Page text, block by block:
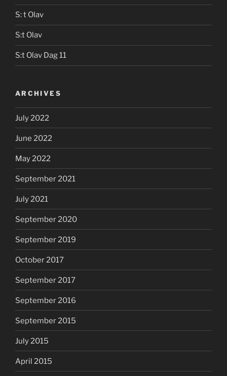
S: t Olav
S:t Olav
S:t Olav Dag 11
ARCHIVES
July 2022
June 2022
May 2022
September 2021
July 2021
September 2020
September 2019
October 2017
September 2017
September 2016
September 2015
July 2015
April 2015